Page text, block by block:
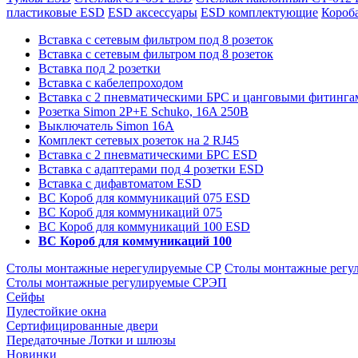
пластиковые ESD ESD аксессуары ESD комплектующие
Вставка с сетевым фильтром под 8 розеток
Вставка с сетевым фильтром под 8 розеток
Вставка под 2 розетки
Вставка с кабелепроходом
Вставка с 2 пневматическими БРС и цанговыми
Розетка Simon 2P+E Schuko, 16A 250В
Выключатель Simon 16A
Комплект сетевых розеток на 2 RJ45
Вставка с 2 пневматическими БРС ESD
Вставка с адаптерами под 4 розетки ESD
Вставка с дифавтоматом ESD
ВС Короб для коммуникаций 075 ESD
ВС Короб для коммуникаций 075
ВС Короб для коммуникаций 100 ESD
ВС Короб для коммуникаций 100
Столы монтажные нерегулируемые СР Столы монтажные
Столы монтажные регулируемые СРЭП
Сейфы
Пулестойкие окна
Сертифицированные двери
Передаточные Лотки и шлюзы
Новинки